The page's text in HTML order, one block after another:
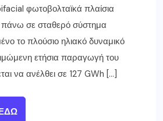
φωτοβολταϊκά πλαίσια
σε σταθερό σύστημα
το πλούσιο ηλιακό δυναμικό
ετήσια παραγωγή του
να ανέλθει σε 127 GWh […]